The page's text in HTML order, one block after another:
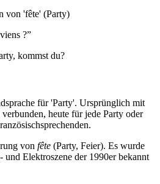
von 'fête' (Party)
?”
kommst du?
für 'Party'. Ursprünglich mit
heute für jede Party oder
von fête (Party, Feier). Es wurde
und Elektroszene der 1990er bekannt